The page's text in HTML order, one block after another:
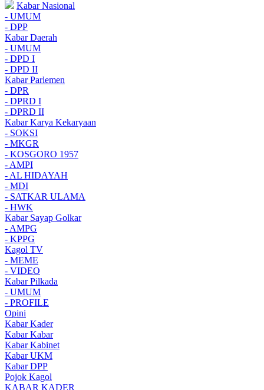
Kabar Nasional
- UMUM
- DPP
Kabar Daerah
- UMUM
- DPD I
- DPD II
Kabar Parlemen
- DPR
- DPRD I
- DPRD II
Kabar Karya Kekaryaan
- SOKSI
- MKGR
- KOSGORO 1957
- AMPI
- AL HIDAYAH
- MDI
- SATKAR ULAMA
- HWK
Kabar Sayap Golkar
- AMPG
- KPPG
Kagol TV
- MEME
- VIDEO
Kabar Pilkada
- UMUM
- PROFILE
Opini
Kabar Kader
Kabar Kabar
Kabar Kabinet
Kabar UKM
Kabar DPP
Pojok Kagol
KABAR KADER